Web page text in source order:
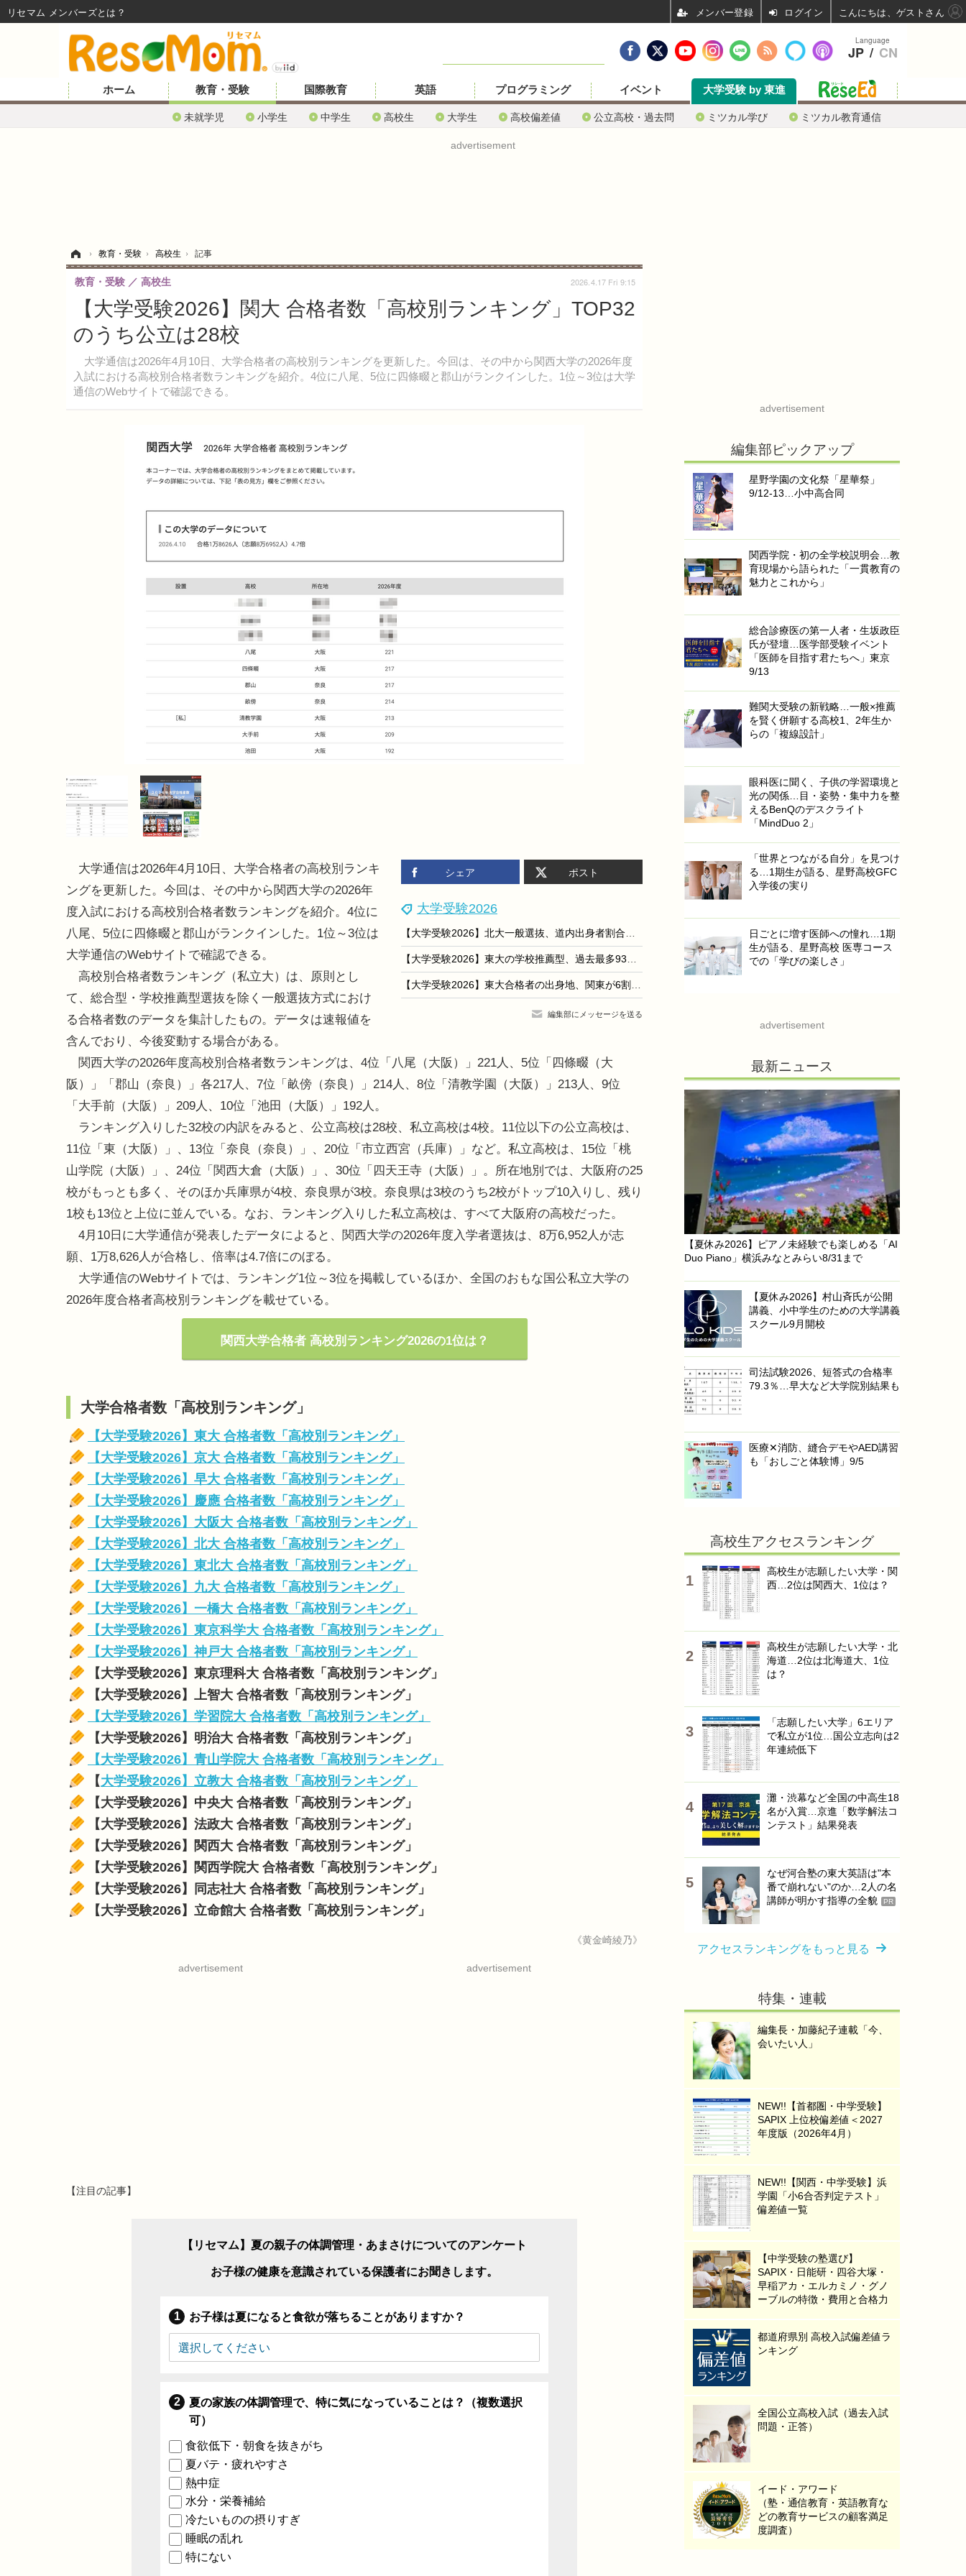
ホーム 教育・受験
未就学児 小学生 中学生 高校生 大学生 高校偏差値 公立高校・過去問 ミツカル学び ミツカル教育通信
国際教育 英語 プログラミング イベント 大学受験 by 東進
advertisement
› 教育・受験 › 高校生 › 記事
【大学受験2026】関大 合格者数「高校別ランキング」TOP32
のうち公立は28校
大学通信は2026年4月10日、大学合格者の高校別ランキングを更新した。今回は、その中から関西大学の2026年度
入試における高校別合格者数ランキングを紹介。4位に八尾、5位に四條畷と郡山がランクインした。1位～3位は大学
通信のWebサイトで確認できる。
教育・受験 高校生 2026.4.17 Fri 9:15
シェア ポスト
大学受験2026
【大学受験2026】北大一般選抜、道内出身者割合は前期33.4％…過去10年で2番目の低さ
【大学受験2026】東大の学校推薦型、過去最多93人合格…女子比率は高水準を維持
【大学受験2026】東大合格者の出身地、関東が6割超え…代ゼミ分析
編集部にメッセージを送る
大学通信は2026年4月10日、大学合格者の高校別ランキ
ングを更新した。今回は、その中から関西大学の2026年
度入試における高校別合格者数ランキングを紹介。4位に
八尾、5位に四條畷と郡山がランクインした。1位～3位は
大学通信のWebサイトで確認できる。
高校別合格者数ランキング（私立大）は、原則とし
て、総合型・学校推薦型選抜を除く一般選抜方式におけ
る合格者数のデータを集計したもの。データは速報値を
含んでおり、今後変動する場合がある。
関西大学の2026年度高校別合格者数ランキングは、4位「八尾（大阪）」221人、5位「四條畷（大
阪）」「郡山（奈良）」各217人、7位「畝傍（奈良）」214人、8位「清教学園（大阪）」213人、9位
「大手前（大阪）」209人、10位「池田（大阪）」192人。
ランキング入りした32校の内訳をみると、公立高校は28校、私立高校は4校。11位以下の公立高校は、
11位「東（大阪）」、13位「奈良（奈良）」、20位「市立西宮（兵庫）」など。私立高校は、15位「桃
山学院（大阪）」、24位「関西大倉（大阪）」、30位「四天王寺（大阪）」。所在地別では、大阪府の25
校がもっとも多く、そのほか兵庫県が4校、奈良県が3校。奈良県は3校のうち2校がトップ10入りし、残り
1校も13位と上位に並んでいる。なお、ランキング入りした私立高校は、すべて大阪府の高校だった。
4月10日に大学通信が発表したデータによると、関西大学の2026年度入学者選抜は、8万6,952人が志
願、1万8,626人が合格し、倍率は4.7倍にのぼる。
大学通信のWebサイトでは、ランキング1位～3位を掲載しているほか、全国のおもな国公私立大学の
2026年度合格者高校別ランキングを載せている。
関西大学合格者 高校別ランキング2026の1位は？
大学合格者数「高校別ランキング」
【大学受験2026】東大 合格者数「高校別ランキング」
【大学受験2026】京大 合格者数「高校別ランキング」
【大学受験2026】早大 合格者数「高校別ランキング」
【大学受験2026】慶應 合格者数「高校別ランキング」
【大学受験2026】大阪大 合格者数「高校別ランキング」
【大学受験2026】北大 合格者数「高校別ランキング」
【大学受験2026】東北大 合格者数「高校別ランキング」
【大学受験2026】九大 合格者数「高校別ランキング」
【大学受験2026】一橋大 合格者数「高校別ランキング」
【大学受験2026】東京科学大 合格者数「高校別ランキング」
【大学受験2026】神戸大 合格者数「高校別ランキング」
【大学受験2026】東京理科大 合格者数「高校別ランキング」
【大学受験2026】上智大 合格者数「高校別ランキング」
【大学受験2026】学習院大 合格者数「高校別ランキング」
【大学受験2026】明治大 合格者数「高校別ランキング」
【大学受験2026】青山学院大 合格者数「高校別ランキング」
【大学受験2026】立教大 合格者数「高校別ランキング」
【大学受験2026】中央大 合格者数「高校別ランキング」
【大学受験2026】法政大 合格者数「高校別ランキング」
【大学受験2026】関西大 合格者数「高校別ランキング」
【大学受験2026】関西学院大 合格者数「高校別ランキング」
【大学受験2026】同志社大 合格者数「高校別ランキング」
【大学受験2026】立命館大 合格者数「高校別ランキング」
《黄金崎綾乃》
advertisement advertisement
【注目の記事】
【リセマム】夏の親子の体調管理・あまさけについてのアンケート
お子様の健康を意識されている保護者にお聞きします。
お子様は夏になると食欲が落ちることがありますか？
夏の家族の体調管理で、特に気になっていることは？（複数選択
可）
食欲低下・朝食を抜きがち
夏バテ・疲れやすさ
熱中症
水分・栄養補給
冷たいものの摂りすぎ
睡眠の乱れ
特にない
advertisement
編集部ピックアップ
星野学園の文化祭「星華祭」
9/12-13…小中高合同
関西学院・初の全学校説明会…教
育現場から語られた「一貫教育の
魅力とこれから」
総合診療医の第一人者・生坂政臣
氏が登壇…医学部受験イベント
「医師を目指す君たちへ」東京
9/13
難関大受験の新戦略…一般×推薦
を賢く併願する高校1、2年生か
らの「複線設計」
眼科医に聞く、子供の学習環境と
光の関係…目・姿勢・集中力を整
えるBenQのデスクライト
「MindDuo 2」
「世界とつながる自分」を見つけ
る…1期生が語る、星野高校GFC
入学後の実り
日ごとに増す医師への憧れ…1期
生が語る、星野高校 医専コース
での「学びの楽しさ」
advertisement
最新ニュース
【夏休み2026】ピアノ未経験でも楽しめる「AI
Duo Piano」横浜みなとみらい8/31まで
【夏休み2026】村山斉氏が公開
講義、小中学生のための大学講義
スクール9月開校
司法試験2026、短答式の合格率
79.3％…早大など大学院別結果も
医療✕消防、縫合デモやAED講習
も「おしごと体験博」9/5
高校生アクセスランキング
高校生が志願したい大学・関
西…2位は関西大、1位は？
高校生が志願したい大学・北
海道…2位は北海道大、1位
は？
「志願したい大学」6エリア
で私立が1位…国公立志向は2
年連続低下
灘・渋幕など全国の中高生18
名が入賞…京進「数学解法コ
ンテスト」結果発表
なぜ河合塾の東大英語は"本
番で崩れない"のか…2人の名
講師が明かす指導の全貌
PR
アクセスランキングをもっと見る
特集・連載
編集長・加藤紀子連載「今、
会いたい人」
NEW!!【首都圏・中学受験】
SAPIX 上位校偏差値＜2027
年度版（2026年4月）
NEW!!【関西・中学受験】浜
学園「小6合否判定テスト」
偏差値一覧
【中学受験の塾選び】
SAPIX・日能研・四谷大塚・
早稲アカ・エルカミノ・グノ
ーブルの特徴・費用と合格力
都道府県別 高校入試偏差値ラ
ンキング
全国公立高校入試（過去入試
問題・正答）
イード・アワード
（塾・通信教育・英語教育な
どの教育サービスの顧客満足
度調査）
Language
JP / CN
リセマム メンバーズ ログイン こんにちは、ゲストさん